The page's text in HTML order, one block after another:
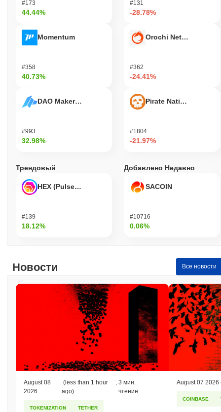
#173
44.44%
Momentum
#358
40.73%
DAO Maker Token
#993
32.98%
#131
-28.78%
Orochi Network
#362
-24.41%
Pirate Nation Token
#1804
-21.97%
Трендовый
HEX (Pulsechain)
#139
18.12%
Добавлено Недавно
SACOIN
#10716
0.06%
Новости Все новости
August 08
2026
(less than 1 hour
ago)
,3 мин.
чтение
TOKENIZATION TETHER
August 07 2026
COINBASE